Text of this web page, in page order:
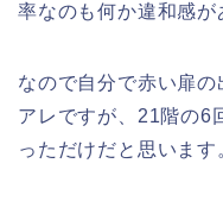
率なのも何か違和感が
なので自分で赤い扉
アレですが、21階の6
っただけだと思います